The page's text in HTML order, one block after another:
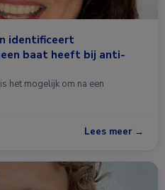
identificeert
baat heeft bij anti-
het mogelijk om na een
Lees meer →